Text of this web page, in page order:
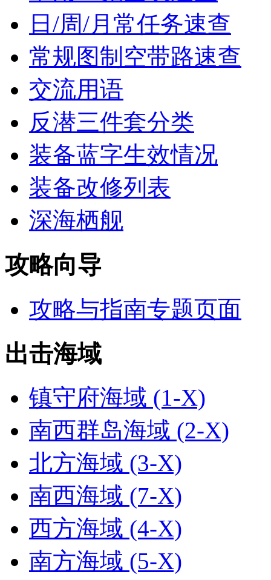
日/周/月常任务速查
常规图制空带路速查
交流用语
反潜三件套分类
装备蓝字生效情况
装备改修列表
深海栖舰
攻略向导
攻略与指南专题页面
出击海域
镇守府海域 (1-X)
南西群岛海域 (2-X)
北方海域 (3-X)
南西海域 (7-X)
西方海域 (4-X)
南方海域 (5-X)